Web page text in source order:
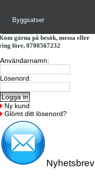
Byggsatser
gärna på besök, messa eller
före, 0708567232
Användarnamn:
Lösenord:
Ny kund
Glömt ditt lösenord?
Nyhetsbrev